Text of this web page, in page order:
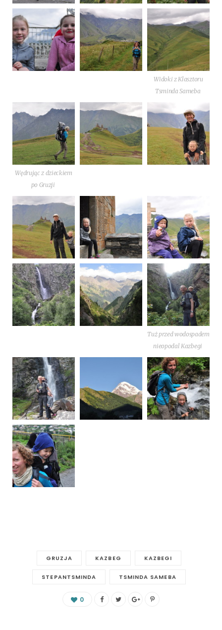
Wido­ki z Klasz­to­ru
Tsmin­da Sameba
Wędru­jąc z dziec­kiem
po Gruzji
Tuż przed wodo­spa­dem
nie­opo­dal Kazbegi
GRUZJA KAZBEG KAZBEGI
STEPANTSMINDA TSMINDA SAMEBA
0